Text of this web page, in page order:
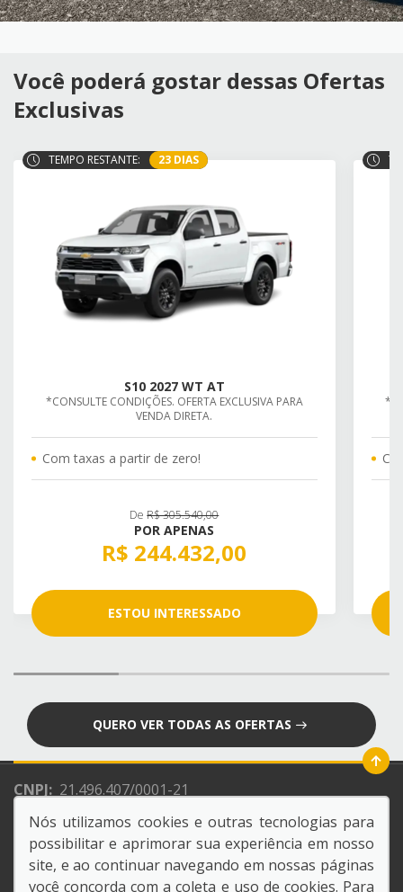
Você poderá gostar dessas Ofertas
Exclusivas
TEMPO RESTANTE: 23 DIAS
S10 2027 WT AT
*CONSULTE CONDIÇÕES. OFERTA EXCLUSIVA PARA
VENDA DIRETA.
Com taxas a partir de zero!
DeR$ 305.540,00
POR APENAS
R$ 244.432,00
ESTOU INTERESSADO
QUERO VER TODAS AS OFERTAS
CNPJ: 21.496.407/0001-21
Razão Social:NACAO CONCESSIONARIA DE VEICULOS
LTDA
Nós utilizamos cookies e outras tecnologias para
possibilitar e aprimorar sua experiência em nosso
site, e ao continuar navegando em nossas páginas
você concorda com a coleta e uso de cookies. Para